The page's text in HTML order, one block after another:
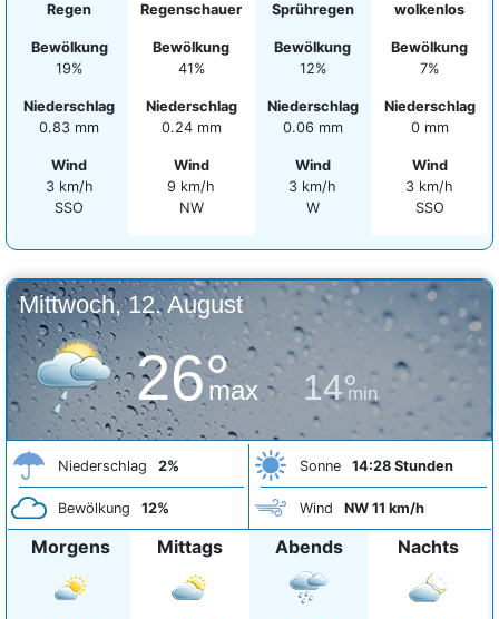
Regen
Bewölkung
19%
Niederschlag
0.83 mm
Wind
3 km/h
SSO
Regenschauer
Bewölkung
41%
Niederschlag
0.24 mm
Wind
9 km/h
NW
Sprühregen
Bewölkung
12%
Niederschlag
0.06 mm
Wind
3 km/h
W
wolkenlos
Bewölkung
7%
Niederschlag
0 mm
Wind
3 km/h
SSO
Mittwoch, 12. August
26°
max 14°
min
Niederschlag 2%
Bewölkung 12%
Sonne 14:28 Stunden
Wind NW 11 km/h
Morgens Mittags Abends Nachts